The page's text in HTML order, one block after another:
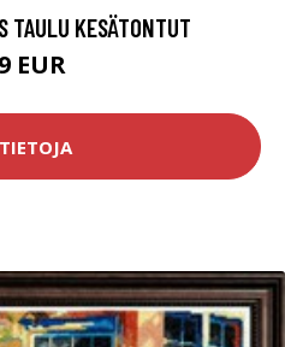
TAULU KESÄTONTUT
EUR